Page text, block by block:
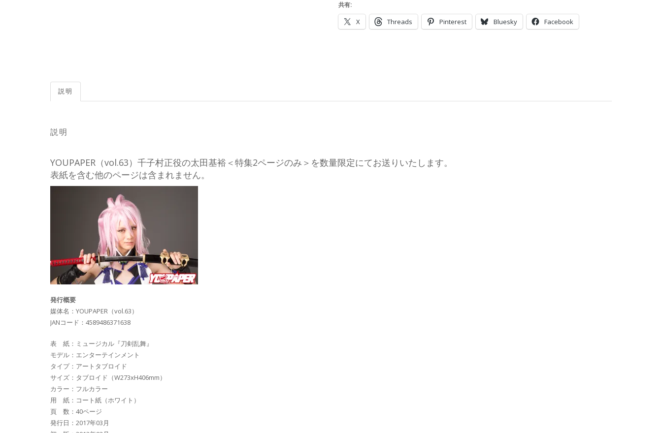
共有:
X Threads Pinterest Bluesky Facebook
説明
説明
YOUPAPER（vol.63）千子村正役の太田基裕＜特集2ページのみ＞を数量限定にてお送りいたします。
表紙を含む他のページは含まれません。
発行概要
媒体名：YOUPAPER（vol.63）
JANコード：4589486371638
表 紙：ミュージカル『刀剣乱舞』
モデル：エンターテインメント
タイプ：アートタブロイド
サイズ：タブロイド（W273xH406mm）
カラー：フルカラー
用 紙：コート紙（ホワイト）
頁 数：40ページ
発行日：2017年03月